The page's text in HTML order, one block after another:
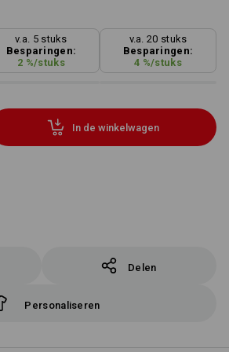
v.a. 5 stuks
Besparingen:
2 %/stuks
v.a. 20 stuks
Besparingen:
4 %/stuks
In de winkelwagen
Delen
Personaliseren